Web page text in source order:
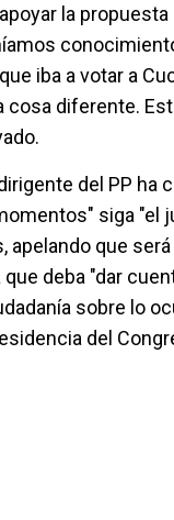
la propuesta
iba a votar a
cosa diferente.
del PP ha
siga "el
apelando que
deba "dar
sobre lo
del